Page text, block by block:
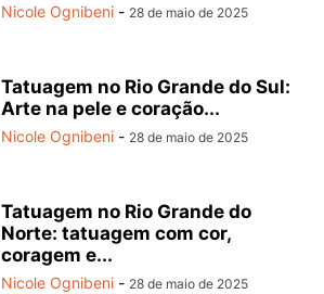
Nicole Ognibeni - 28 de maio de 2025
Tatuagem no Rio Grande do Sul:
Arte na pele e coração...
Nicole Ognibeni - 28 de maio de 2025
Tatuagem no Rio Grande do
Norte: tatuagem com cor,
coragem e...
Nicole Ognibeni - 28 de maio de 2025